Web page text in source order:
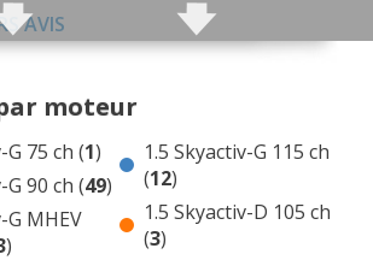
AVIS
G 90 ch Essence
G 115 ch Essence
D 105 ch Diesel
?
moteur
G 75 ch (1)
G 90 ch (49)
G MHEV
)
1.5 Skyactiv-G 115 ch
(12)
1.5 Skyactiv-D 105 ch
(3)